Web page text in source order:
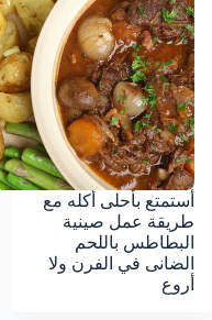
أستمتع بأحلى أكله مع
طريقة عمل صينية
البطاطس باللحم
الضانى في الفرن ولا
أروع